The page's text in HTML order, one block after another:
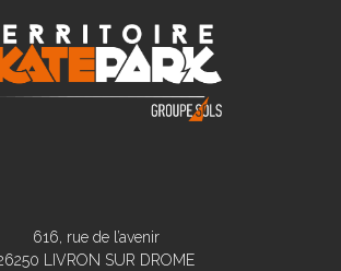
616, rue de l’avenir
LIVRON SUR DROME